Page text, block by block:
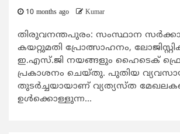
10 months ago Kumar
തിരുവനന്തപുരം: സംസ്ഥാന
കയറ്റുമതി പ്രോത്സാഹനം,
ഇ.എസ്.ജി നയങ്ങളും ഹൈടെക്
പ്രകാശനം ചെയ്തു. പുതിയ
തുടര്‍ച്ചയായാണ് വ്യത്യസ്ത
ഉള്‍ക്കൊള്ളുന്ന...